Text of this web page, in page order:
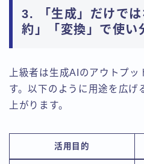
3. 「生成」だけで
約」「変換」で使い
上級者は生成AIのアウトプッ
す。以下のように用途を広げ
上がります。
活用目的